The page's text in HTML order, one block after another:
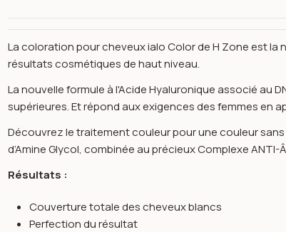
La coloration pour cheveux ialo Color de H Zone est
résultats cosmétiques de haut niveau.
La nouvelle formule à l'Acide Hyaluronique associé au
supérieures. Et répond aux exigences des femmes
Découvrez le traitement couleur pour une couleur
d’Amine Glycol, combinée au précieux Complexe ANTI-
Résultats :
Couverture totale des cheveux blancs
Perfection du résultat